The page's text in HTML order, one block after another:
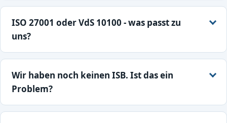
ISO 27001 oder VdS 10100 - was passt zu
uns?
Wir haben noch keinen ISB. Ist das ein
Problem?